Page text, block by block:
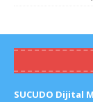
SUCUDO Dijital